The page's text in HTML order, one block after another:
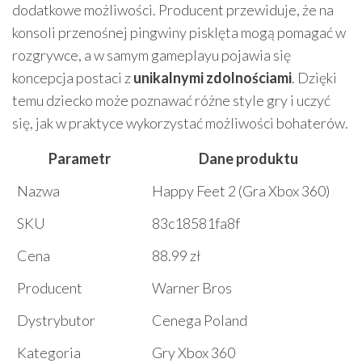
dodatkowe możliwości. Producent przewiduje, że na
konsoli przenośnej pingwiny pisklęta mogą pomagać w
rozgrywce, a w samym gameplayu pojawia się
koncepcja postaci zunikalnymi zdolnościami. Dzięki
temu dziecko może poznawać różne style gry i uczyć
się, jak w praktyce wykorzystać możliwości bohaterów.
Parametr
Dane produktu
Nazwa
Happy Feet 2 (Gra Xbox 360)
SKU
83c18581fa8f
Cena
88.99 zł
Producent
Warner Bros
Dystrybutor
Cenega Poland
Kategoria
Gry Xbox 360